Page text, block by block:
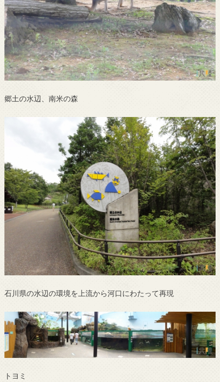
郷土の水辺、南米の森
石川県の水辺の環境を上流から河口にわたって再現
トヨミ